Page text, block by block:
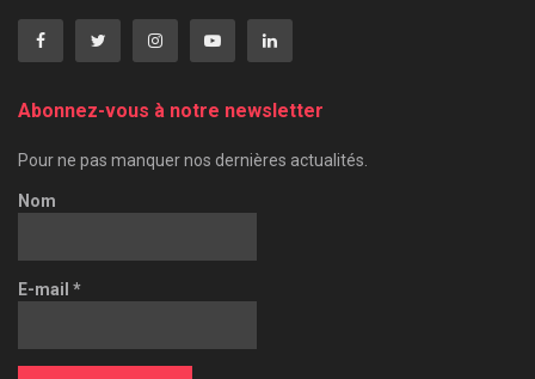
Abonnez-vous à notre newsletter
Pour ne pas manquer nos dernières actualités.
Nom
E-mail *